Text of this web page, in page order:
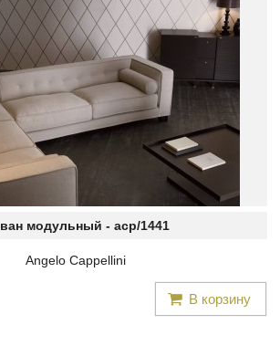
модульный - acp/1441
Angelo Cappellini
В корзину